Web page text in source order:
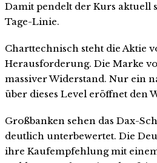
Damit pendelt der Kurs aktuell
Tage-Linie.
Charttechnisch steht die Aktie
Herausforderung. Die Marke
massiver Widerstand. Nur ein
über dieses Level eröffnet den
Großbanken sehen das Dax-
deutlich unterbewertet. Die
ihre Kaufempfehlung mit